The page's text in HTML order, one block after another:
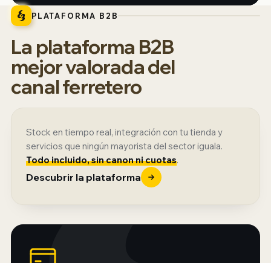
PLATAFORMA B2B
La plataforma B2B
mejor valorada del
canal ferretero
Stock en tiempo real, integración con tu tienda y
servicios que ningún mayorista del sector iguala.
Todo incluido, sin canon ni cuotas.
Descubrir la plataforma